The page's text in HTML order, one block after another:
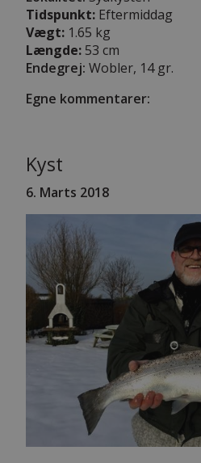
Tidspunkt: Eftermiddag
Vægt: 1.65 kg
Længde:53 cm
Endegrej: Wobler, 14 gr.
Egne kommentarer:
Kyst
6. Marts 2018